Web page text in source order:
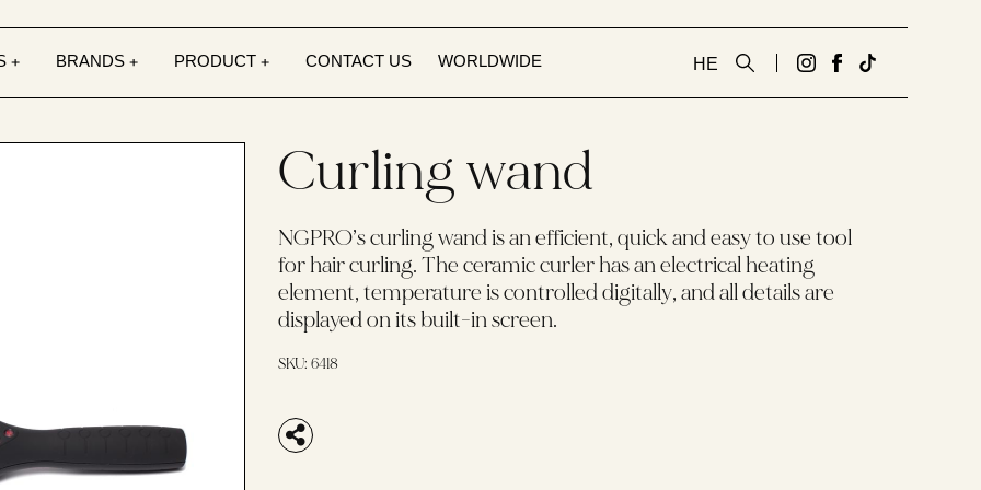
HE
גדעון
קוסמטיקס
לעמוד
הפייסבוק
Tiktok
link
BRANDS PRODUCT CONTACT US WORLDWIDE
Curling wand
NGPRO’s curling wand is an efficient, quick and easy to use tool
for hair curling. The ceramic curler has an electrical heating
element, temperature is controlled digitally, and all details are
displayed on its built-in screen.
SKU: 6418